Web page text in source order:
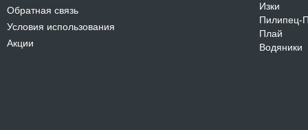
Обратная связь
Условия использования
Акции
Изки
Пилипец-
Плай
Водяники